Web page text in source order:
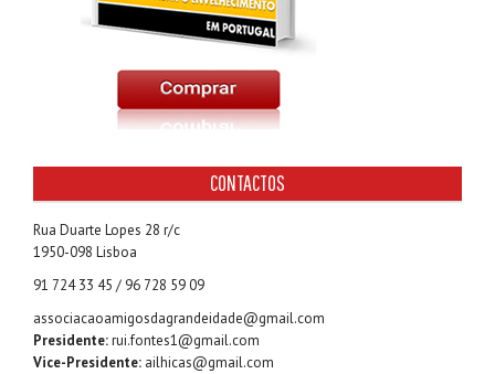
CONTACTOS
Rua Duarte Lopes 28 r/c
1950-098 Lisboa
91 724 33 45 / 96 728 59 09
associacaoamigosdagrandeidade@gmail.com
Presidente:rui.fontes1@gmail.com
Vice-Presidente: ailhicas@gmail.com